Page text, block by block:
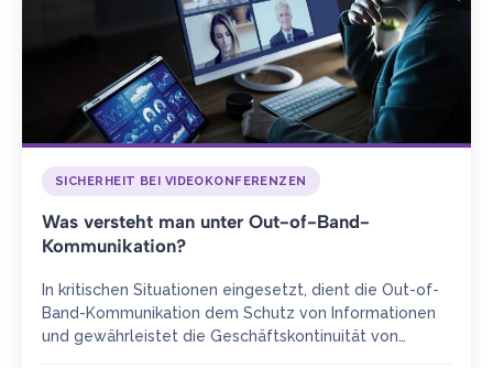
SICHERHEIT BEI VIDEOKONFERENZEN
Was versteht man unter Out-of-Band-
Kommunikation?
In kritischen Situationen eingesetzt, dient die Out-of-
Band-Kommunikation dem Schutz von Informationen
und gewährleistet die Geschäftskontinuität von